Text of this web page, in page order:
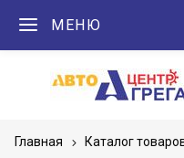
МЕНЮ
Главная Каталог